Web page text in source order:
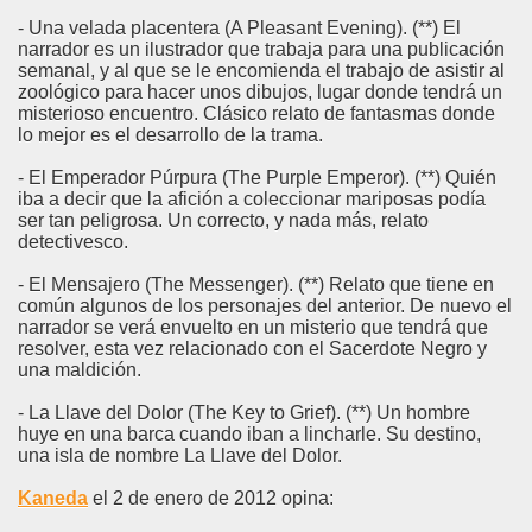
- Una velada placentera (A Pleasant Evening). (**) El
narrador es un ilustrador que trabaja para una publicación
semanal, y al que se le encomienda el trabajo de asistir al
zoológico para hacer unos dibujos, lugar donde tendrá un
misterioso encuentro. Clásico relato de fantasmas donde
lo mejor es el desarrollo de la trama.
- El Emperador Púrpura (The Purple Emperor). (**) Quién
iba a decir que la afición a coleccionar mariposas podía
ser tan peligrosa. Un correcto, y nada más, relato
detectivesco.
- El Mensajero (The Messenger). (**) Relato que tiene en
común algunos de los personajes del anterior. De nuevo el
narrador se verá envuelto en un misterio que tendrá que
resolver, esta vez relacionado con el Sacerdote Negro y
una maldición.
- La Llave del Dolor (The Key to Grief). (**) Un hombre
huye en una barca cuando iban a lincharle. Su destino,
una isla de nombre La Llave del Dolor.
Kaneda el 2 de enero de 2012 opina: